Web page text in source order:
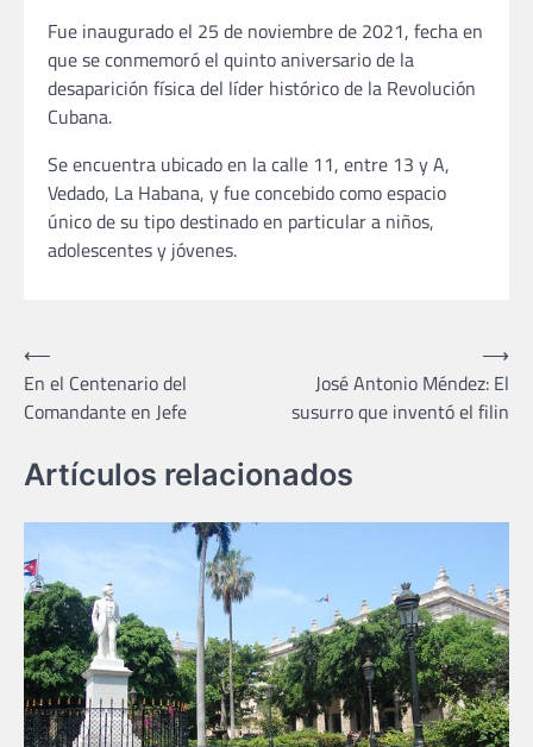
Fue inaugurado el 25 de noviembre de 2021, fecha en
que se conmemoró el quinto aniversario de la
desaparición física del líder histórico de la Revolución
Cubana.
Se encuentra ubicado en la calle 11, entre 13 y A,
Vedado, La Habana, y fue concebido como espacio
único de su tipo destinado en particular a niños,
adolescentes y jóvenes.
Navegación
de
entradas
⟵
En el Centenario del
Comandante en Jefe
José Antonio Méndez: El
susurro que inventó el filin
⟶
Artículos relacionados